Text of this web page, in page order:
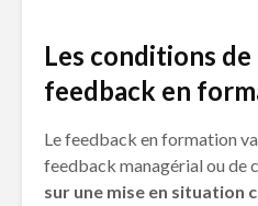
Les conditions
feedback en
Le feedback en formation
feedback managérial ou de
sur une mise en situation